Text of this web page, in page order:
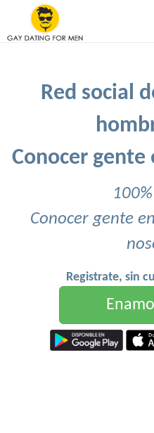
Red social
Conocer
Conocer gente
Registrate, sin